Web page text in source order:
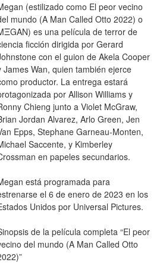
(estilizado como El peor vecino
mundo (A Man Called Otto 2022) o
es una película de terror de
ficción dirigida por Gerard
con el guion de Akela Cooper
James Wan, quien también ejerce
productor. La entrega estará
por Allison Williams y
Chieng junto a Violet McGraw,
Jordan Alvarez, Arlo Green, Jen
Epps, Stephane Garneau-Monten,
Saccente, y Kimberley
en papeles secundarios.
está programada para
el 6 de enero de 2023 en los
Unidos por Universal Pictures.
de la película completa “El peor
del mundo (A Man Called Otto